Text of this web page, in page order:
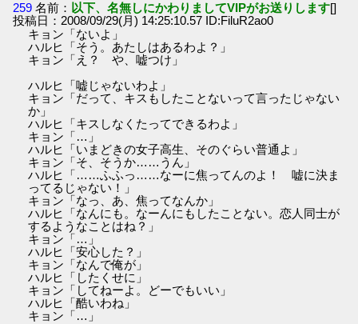
259 名前： 以下、名無しにかわりましてVIPがお送りします[]
投稿日：2008/09/29(月) 14:25:10.57 ID:FiluR2ao0
キョン「ないよ」
ハルヒ「そう。あたしはあるわよ？」
キョン「え？ や、嘘つけ」
ハルヒ「嘘じゃないわよ」
キョン「だって、キスもしたことないって言ったじゃない
か」
ハルヒ「キスしなくたってできるわよ」
キョン「…」
ハルヒ「いまどきの女子高生、そのぐらい普通よ」
キョン「そ、そうか……うん」
ハルヒ「……ふふっ……なーに焦ってんのよ！ 嘘に決ま
ってるじゃない！」
キョン「なっ、あ、焦ってなんか」
ハルヒ「なんにも。なーんにもしたことない。恋人同士が
するようなことはね？」
キョン「…」
ハルヒ「安心した？」
キョン「なんで俺が」
ハルヒ「したくせに」
キョン「してねーよ。どーでもいい」
ハルヒ「酷いわね」
キョン「…」